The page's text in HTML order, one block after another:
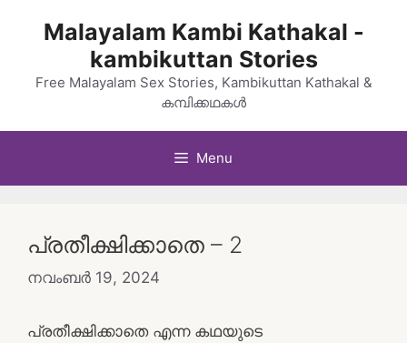
Malayalam Kambi Kathakal -
kambikuttan Stories
Free Malayalam Sex Stories, Kambikuttan Kathakal &
കമ്പിക്കഥകൾ
Menu
പ്രതീക്ഷിക്കാതെ – 2
നവംബർ 19, 2024
പ്രതീക്ഷിക്കാതെ എന്ന കഥയുടെ